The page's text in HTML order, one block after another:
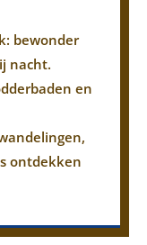
bewonder
nacht.
en
ontdekken